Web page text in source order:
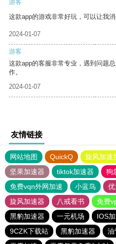
游客
这款app的游戏非常好玩，可以让我消
2024-01-07
游客
这款app的客服非常专业，遇到问题
作。
2024-01-07
友情链接
网站地图 QuickQ 旋风加速
坚果加速器
tiktok加速器
狗
免费vqn外网加速
小蓝鸟
旋风加速器
八戒看书
免费
黑豹加速器
一元机场 IOS
9CZK下载站
黑豹加速器
油